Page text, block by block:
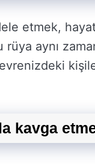
etmek,
rüya aynı
kavga